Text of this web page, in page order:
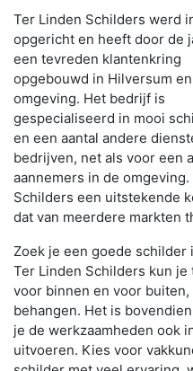
Ter Linden Schilders werd
opgericht en heeft door de
een tevreden klantenkring
opgebouwd in Hilversum en
omgeving. Het bedrijf is
gespecialiseerd in mooi
en een aantal andere
bedrijven, net als voor een
aannemers in de
Schilders een uitstekende
dat van meerdere markten
Zoek je een goede schilder
Ter Linden Schilders kun
voor binnen en voor
behangen. Het is
je de werkzaamheden ook
uitvoeren. Kies voor